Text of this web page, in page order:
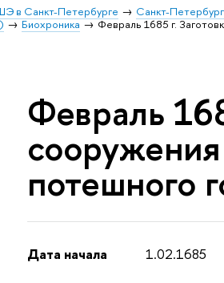
в Санкт-Петербурге Санкт-
Биохроника Февраль 1685 г.
Февраль
потешного
Дата начала
1.02.1685